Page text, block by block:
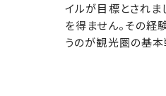
イルが目標とされま
を得ません。その経
うのが観光圏の基本